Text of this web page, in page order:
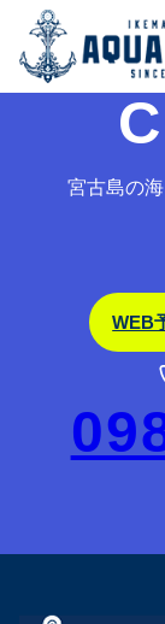
予約受付期間外で
宮古島の
WEB